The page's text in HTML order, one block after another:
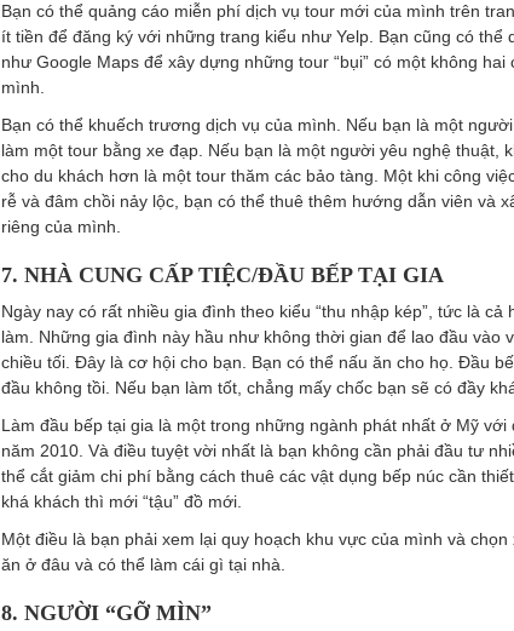
Bạn có thể quảng cáo miễn phí dịch vụ tour mới của mình trên
ít tiền để đăng ký với những trang kiểu như Yelp. Bạn cũng có thể
như Google Maps để xây dựng những tour “bụi” có một không hai
mình.
Bạn có thể khuếch trương dịch vụ của mình. Nếu bạn là một
làm một tour bằng xe đạp. Nếu bạn là một người yêu nghệ thuật,
cho du khách hơn là một tour thăm các bảo tàng. Một khi công
rễ và đâm chồi nảy lộc, bạn có thể thuê thêm hướng dẫn viên và
riêng của mình.
7. NHÀ CUNG CẤP TIỆC/ĐẦU BẾP TẠI GIA
Ngày nay có rất nhiều gia đình theo kiểu “thu nhập kép”, tức là cả
làm. Những gia đình này hầu như không thời gian để lao đầu vào
chiều tối. Đây là cơ hội cho bạn. Bạn có thể nấu ăn cho họ. Đầu
đầu không tồi. Nếu bạn làm tốt, chẳng mấy chốc bạn sẽ có đầy
Làm đầu bếp tại gia là một trong những ngành phát nhất ở Mỹ với
năm 2010. Và điều tuyệt vời nhất là bạn không cần phải đầu tư
thể cắt giảm chi phí bằng cách thuê các vật dụng bếp núc cần
khá khách thì mới “tậu” đồ mới.
Một điều là bạn phải xem lại quy hoạch khu vực của mình và
ăn ở đâu và có thể làm cái gì tại nhà.
8. NGƯỜI “GỠ MÌN”